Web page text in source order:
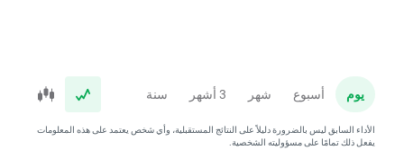
يوم أسبوع شهر 3 أشهر سنة
الأداء السابق ليس بالضرورة دليلاً على النتائج المستقبلية، وأي شخص يعتمد على هذه المعلومات
يفعل ذلك تمامًا على مسؤوليته الشخصية.